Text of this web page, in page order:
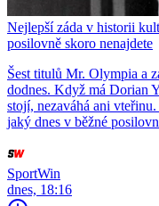
Nejlepší záda v historii
posilovně skoro nenajdete
Šest titulů Mr. Olympia a
dodnes. Když má Dorian
stojí, nezaváhá ani
jaký dnes v běžné
SportWin
dnes, 18:16